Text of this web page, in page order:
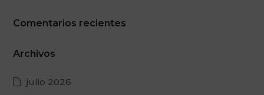
Comentarios recientes
Archivos
julio 2026